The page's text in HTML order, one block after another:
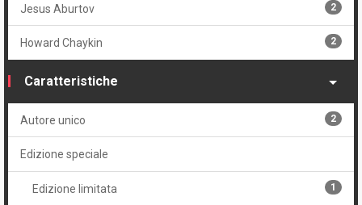
Jesus Aburtov 2
Howard Chaykin 2
Caratteristiche
Autore unico 2
Edizione speciale
Edizione limitata 1